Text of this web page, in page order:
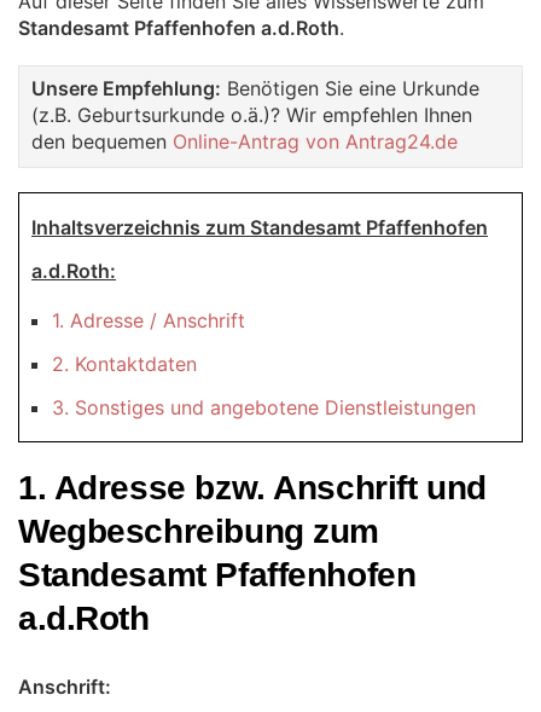
Standesamt Pfaffenhofen a.d.Roth.
Unsere Empfehlung: Benötigen Sie eine Urkunde
(z.B. Geburtsurkunde o.ä.)? Wir empfehlen Ihnen
den bequemen Online-Antrag von Antrag24.de
Inhaltsverzeichnis zum Standesamt Pfaffenhofen
a.d.Roth:
1. Adresse / Anschrift
2. Kontaktdaten
3. Sonstiges und angebotene Dienstleistungen
1. Adresse bzw. Anschrift und
Wegbeschreibung zum
Standesamt Pfaffenhofen
a.d.Roth
Anschrift: